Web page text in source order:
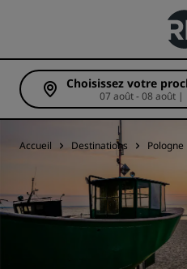
Choisissez votre
Accueil Destinations Pologne